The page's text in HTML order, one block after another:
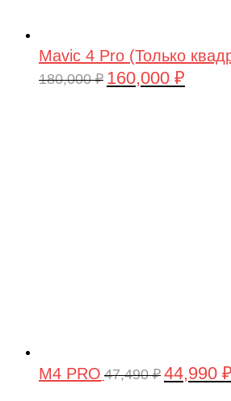
Mavic 4 Pro (Только
180,000₽ Первоначальная
160,000 ₽
M4 PRO 47,490₽ 44,990 ₽